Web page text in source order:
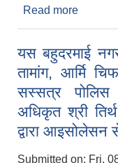
Read more
सु-
धेरै
यस बहुदरमाई
तामांग, आर्मि
सस्सत्र
अधिकृत श्री
द्वारा आइसोलेसन
Submitted on: Fri,